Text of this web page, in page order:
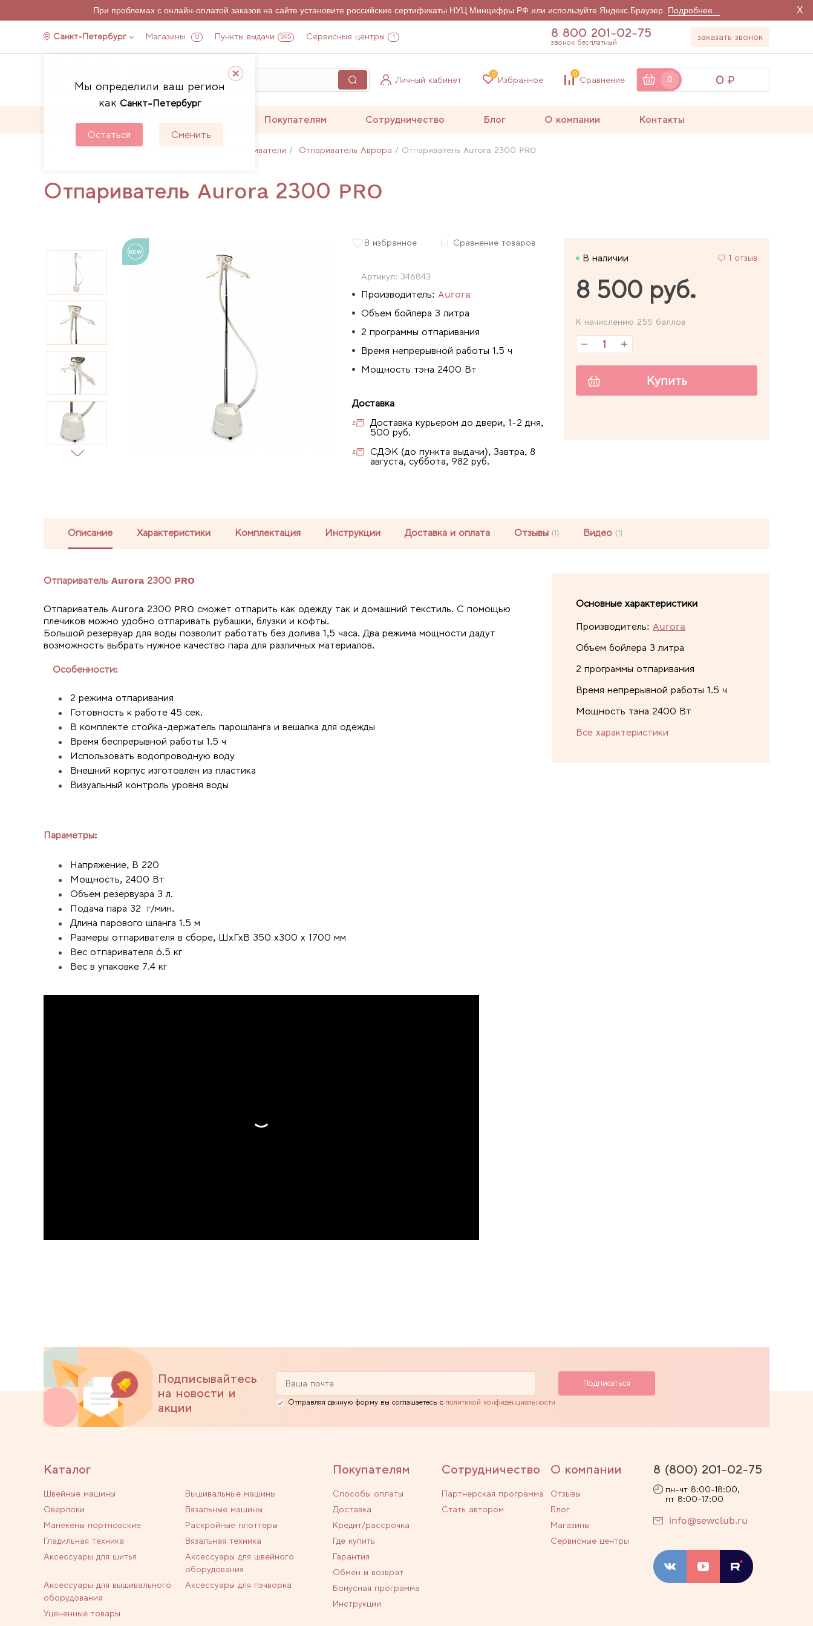
При проблемах с онлайн-оплатой заказов на сайте установите российские сертификаты НУЦ Минцифры РФ или используйте Яндекс.Браузер. Подробнее... X
Санкт-Петербург Магазины 0 Пункты выдачи 595 Сервисные центры 1
Мы определили ваш регион
как Санкт-Петербург
Остаться Сменить
8 800 201-02-75
звонок бесплатный
заказать звонок
Личный кабинет Избранное
0
Сравнение
0
0 0
Покупателям Сотрудничество Блог О компании Контакты
Каталог Гладильная техника Отпариватели Отпариватель Аврора Отпариватель Aurora 2300 PRO
Отпариватель Aurora 2300 PRO
В избранное Сравнение товаров
Артикул: 346843
Производитель: Aurora
Объем бойлера 3 литра
2 программы отпаривания
Время непрерывной работы 1.5 ч
Мощность тэна 2400 Вт
Доставка
Доставка курьером до двери, 1-2 дня,
500 руб.
СДЭК (до пункта выдачи), Завтра, 8
августа, суббота, 982 руб.
В наличии 1 отзыв
8 500 руб.
К начислению 255 баллов
Купить
Описание Характеристики Комплектация Инструкции Доставка и оплата Отзывы (1) Видео (1)
Отпариватель Aurora 2300 PRO
Отпариватель Aurora 2300 PRO сможет отпарить как одежду так и домашний текстиль. С помощью
плечиков можно удобно отпаривать рубашки, блузки и кофты.
Большой резервуар для воды позволит работать без долива 1,5 часа. Два режима мощности дадут
возможность выбрать нужное качество пара для различных материалов.
Особенности:
2 режима отпаривания
Готовность к работе 45 сек.
В комплекте стойка-держатель парошланга и вешалка для одежды
Время беспрерывной работы 1.5 ч
Использовать водопроводную воду
Внешний корпус изготовлен из пластика
Визуальный контроль уровня воды
Параметры:
Напряжение, В 220
Мощность, 2400 Вт
Объем резервуара 3 л.
Подача пара 32 г/мин.
Длина парового шланга 1.5 м
Размеры отпаривателя в сборе, ШхГхВ 350 х300 х 1700 мм
Вес отпаривателя 6.5 кг
Вес в упаковке 7.4 кг
Основные характеристики
Производитель: Aurora
Объем бойлера 3 литра
2 программы отпаривания
Время непрерывной работы 1.5 ч
Мощность тэна 2400 Вт
Все характеристики
Подписывайтесь
на новости и
акции
Отправляя данную форму вы соглашаетесь с политикой конфиденциальности
Каталог
Швейные машины
Вышивальные машины
Оверлоки
Вязальные машины
Манекены портновские
Раскройные плоттеры
Гладильная техника
Вязальная техника
Аксессуары для шитья
Аксессуары для швейного
оборудования
Аксессуары для вышивального
оборудования
Аксессуары для пэчворка
Уцененные товары
Покупателям
Способы оплаты
Доставка
Кредит/рассрочка
Где купить
Гарантия
Обмен и возврат
Бонусная программа
Инструкции
Сотрудничество
Партнерская программа
Стать автором
О компании
Отзывы
Блог
Магазины
Сервисные центры
8 (800) 201-02-75
пн-чт 8:00-18:00,
пт 8:00-17:00
info@sewclub.ru